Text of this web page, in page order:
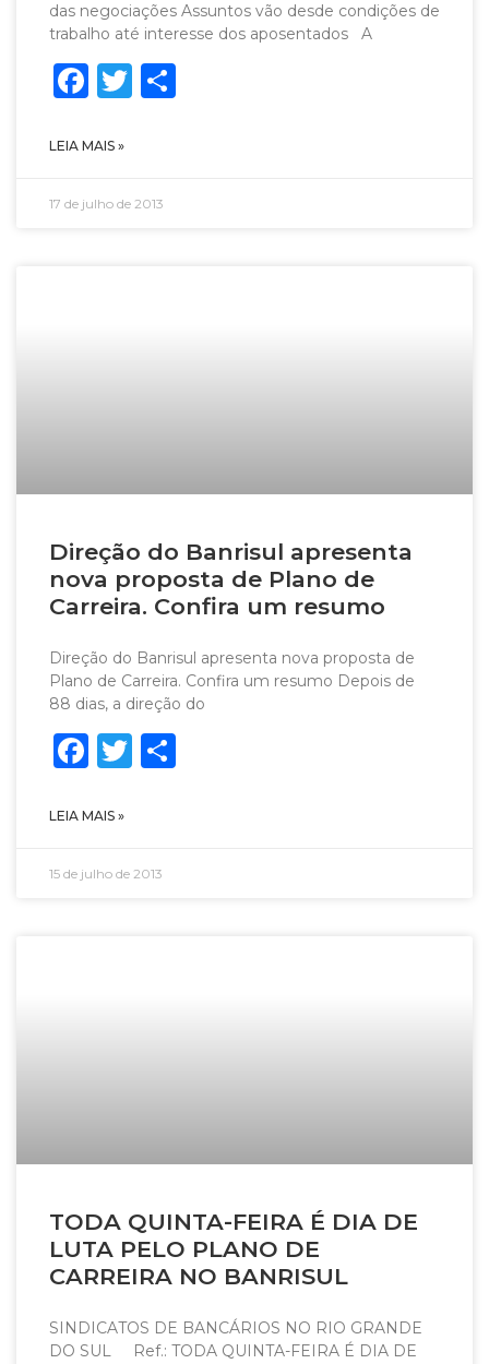
das negociações Assuntos vão desde condições de
trabalho até interesse dos aposentados A
Facebook
Twitter
LEIA MAIS »
17 de julho de 2013
Direção do Banrisul ­­­apresenta
nova proposta de Plano de
Carreira. Confira um resumo
Direção do Banrisul ­­­apresenta nova proposta de
Plano de Carreira. Confira um resumo Depois de
88 dias, a direção do
Facebook
Twitter
LEIA MAIS »
15 de julho de 2013
TODA QUINTA-FEIRA É DIA DE
LUTA PELO PLANO DE
CARREIRA NO BANRISUL
SINDICATOS DE BANCÁRIOS NO RIO GRANDE
DO SUL Ref.: TODA QUINTA-FEIRA É DIA DE